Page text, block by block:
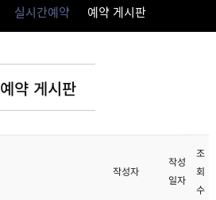
실시간예약 예약 게시판
예약 게시판
작성자
작성
일자
조
회
수